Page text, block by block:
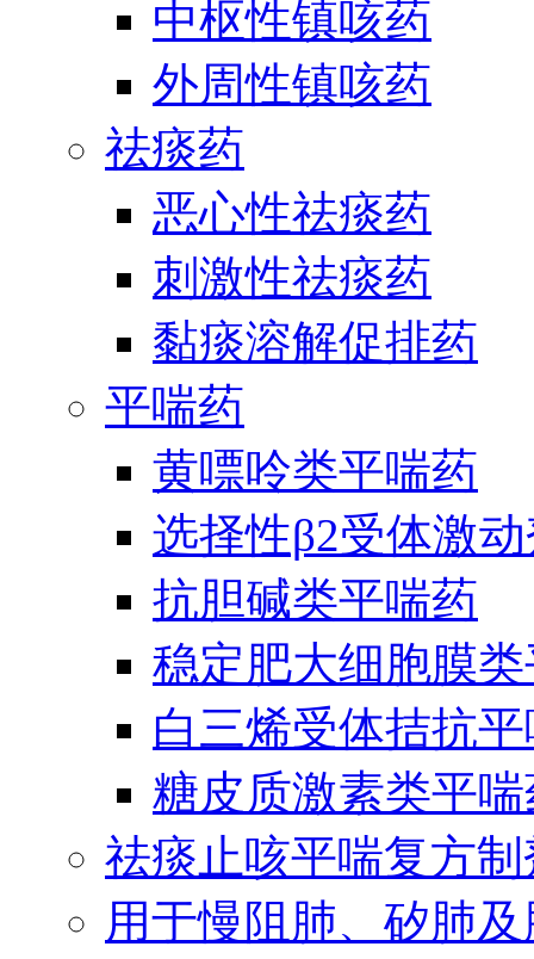
中枢性镇咳药
外周性镇咳药
祛痰药
恶心性祛痰药
刺激性祛痰药
黏痰溶解促排药
平喘药
黄嘌呤类平喘药
选择性β2受体激
抗胆碱类平喘药
稳定肥大细胞膜
白三烯受体拮抗
糖皮质激素类平
祛痰止咳平喘复方制
用于慢阻肺、矽肺